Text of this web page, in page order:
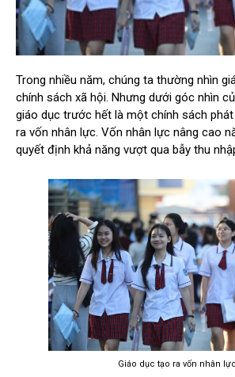
Trong nhiều năm, chúng ta thường nhìn
chính sách xã hội. Nhưng dưới góc nhìn
giáo dục trước hết là một chính sách
ra vốn nhân lực. Vốn nhân lực nâng cao
quyết định khả năng vượt qua bẫy thu
Giáo dục tạo ra vốn nhân lực